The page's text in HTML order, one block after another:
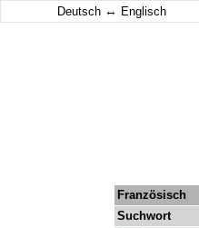
Deutsch ↔ Englisch
Französisch
Suchwort